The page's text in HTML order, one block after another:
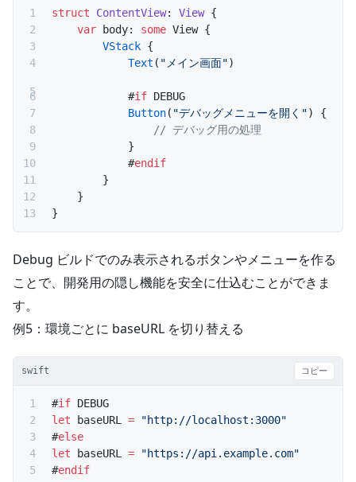
struct ContentView: View {
    var
body: some View {
        VStack
{
            Text
( "メイン画面")
            #
if DEBUG
            Button
( "デバッグメニューを開く") {
                // デバッグ用の処理
            }
            #
endif
        }
    }
}
Debug ビルドでのみ表示されるボタンやメニューを作る
ことで、開発用の隠し機能を安全に仕込むことができま
す。
例5：環境ごとに baseURL を切り替える
swift コピー
#if DEBUG
let baseURL = "http://localhost:3000"
#else
let baseURL = "https://api.example.com"
#endif